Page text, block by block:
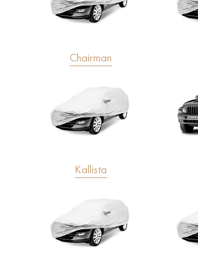
Chairman
Kallista